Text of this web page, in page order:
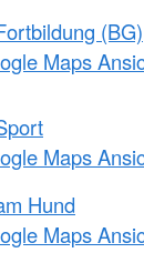
(BG)
Maps
Maps
Hund
Maps